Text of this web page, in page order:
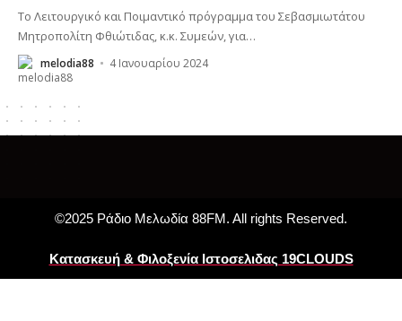
Το Λειτουργικό και Ποιμαντικό πρόγραμμα του Σεβασμιωτάτου
Μητροπολίτη Φθιώτιδας, κ.κ. Συμεών, για…
melodia88 4 Ιανουαρίου 2024
©2025 Ράδιο Μελωδία 88FM. All rights Reserved.
Κατασκευή & Φιλοξενία Ιστοσελιδας 19CLOUDS